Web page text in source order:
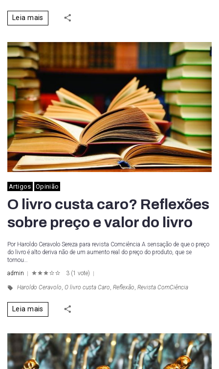
Leia mais
Artigos Opinião
O livro custa caro? Reflexões
sobre preço e valor do livro
Por Haroldo Ceravolo Sereza para revista Comciência A sensação de que o preço
do livro é alto deriva não de um aumento real do preço do produto, que se
tornou…
admin
3 (1 vote)
Haroldo Ceravolo, O livro custa Caro, Reflexão, Revista ComCiência
Leia mais